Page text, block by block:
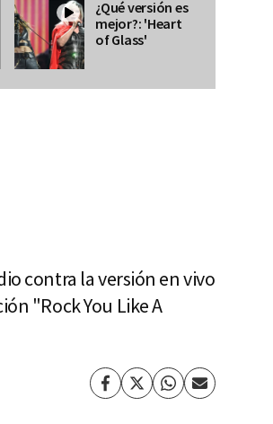
¿Qué versión es
mejor?: 'Heart
of Glass'
contra la versión en vivo
"Rock You Like A
Facebook
TwitterWhatsapp
Enviar